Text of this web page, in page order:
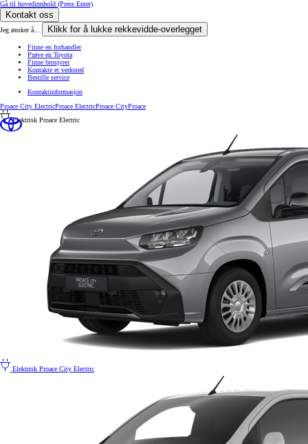
Gå til hovedinnhold (Press Enter)
Kontakt oss
Jeg ønsker å... Klikk for å lukke rekkevidde-overlegget
Finne en forhandler
Prøve en Toyota
Finne brosjyrer
Kontakte et verksted
Bestille service
Kontaktinformasjon
Proace City ElectricProace ElectricProace CityProace
Elektrisk Proace Electric
Elektrisk Proace City Electric